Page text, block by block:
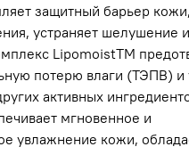
защитный барьер
устраняет шелушение и
LipomoistTM
потерю влаги (ТЭПВ) и
активных
мгновенное и
увлажнение кожи,